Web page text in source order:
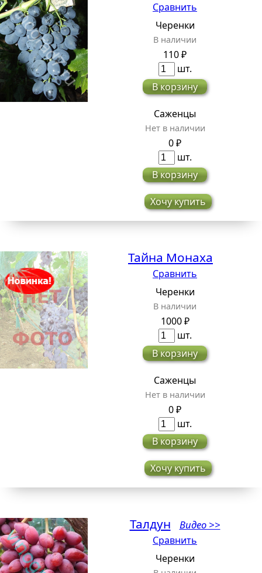
Сравнить
Черенки
В наличии
110 ₽
шт.
В корзину
Саженцы
Нет в наличии
0 ₽
шт.
В корзину
Хочу купить
Тайна Монаха
Сравнить
Черенки
В наличии
1000 ₽
шт.
В корзину
Саженцы
Нет в наличии
0 ₽
шт.
В корзину
Хочу купить
Талдун Видео >>
Сравнить
Черенки